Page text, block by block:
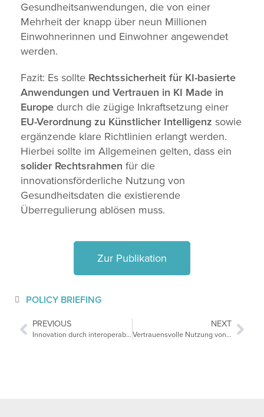
Gesundheitsanwendungen, die von einer
Mehrheit der knapp über neun Millionen
Einwohnerinnen und Einwohner angewendet
werden.
Fazit: Es sollte Rechtssicherheit für KI-basierte
Anwendungen und Vertrauen in KI Made in
Europe durch die zügige Inkraftsetzung einer
EU-Verordnung zu Künstlicher Intelligenz sowie
ergänzende klare Richtlinien erlangt werden.
Hierbei sollte im Allgemeinen gelten, dass ein
solider Rechtsrahmen für die
innovationsförderliche Nutzung von
Gesundheitsdaten die existierende
Überregulierung ablösen muss.
Zur Publikation
POLICY BRIEFING
PREVIOUS
Innovation durch interoperable, verknüpfte Gesundheitsdaten und Wissenschaftskooperation
NEXT
Vertrauensvolle Nutzung von Künstlicher Intelligenz im Gesundheitswesen